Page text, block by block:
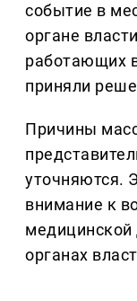
событие в
органе
работающих
приняли
Причины
уточняются.
внимание к
медицинской
органах